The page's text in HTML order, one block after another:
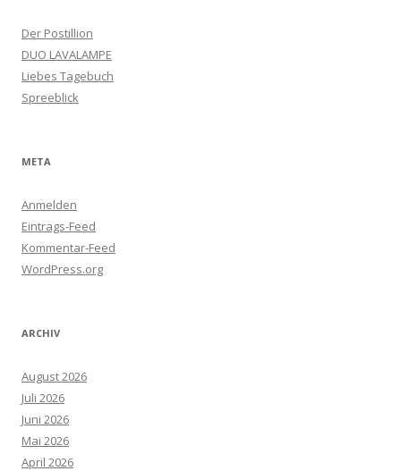
Der Postillion
DUO LAVALAMPE
Liebes Tagebuch
Spreeblick
META
Anmelden
Eintrags-Feed
Kommentar-Feed
WordPress.org
ARCHIV
August 2026
Juli 2026
Juni 2026
Mai 2026
April 2026